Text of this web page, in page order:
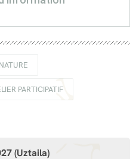
PARTICIPATIF
(Uztaila)